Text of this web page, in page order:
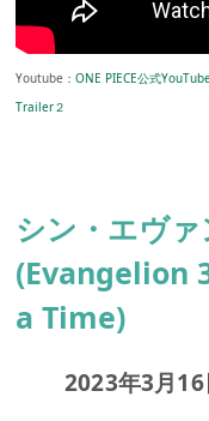
Youtube：ONE PIECE公式
Trailer２
シン・エヴ
(Evangelion
a Time)
2023年3月